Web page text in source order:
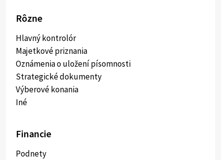
Rôzne
Hlavný kontrolór
Majetkové priznania
Oznámenia o uložení písomnosti
Strategické dokumenty
Výberové konania
Iné
Financie
Podnety